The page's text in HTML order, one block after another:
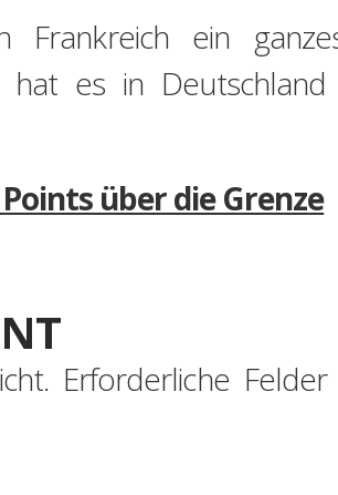
ein
es in Deutschland
über die Grenze
Erforderliche